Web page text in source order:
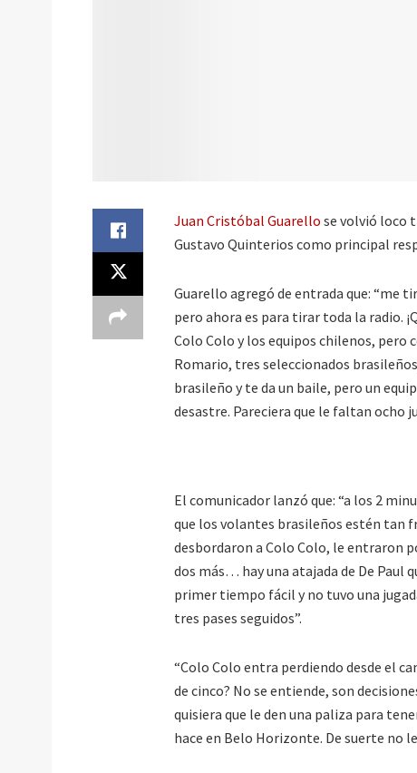
Juan Cristóbal Guarello se volvió loco
Gustavo Quinterios como principal
Guarello agregó de entrada que: “me
pero ahora es para tirar toda la radio.
Colo Colo y los equipos chilenos, pero
Romario, tres seleccionados
brasileño y te da un baile, pero un
desastre. Pareciera que le faltan ocho
El comunicador lanzó que: “a los 2
que los volantes brasileños estén tan
desbordaron a Colo Colo, le entraron
dos más… hay una atajada de De Paul
primer tiempo fácil y no tuvo una
tres pases seguidos”.
“Colo Colo entra perdiendo desde el
de cinco? No se entiende, son
quisiera que le den una paliza para
hace en Belo Horizonte. De suerte no